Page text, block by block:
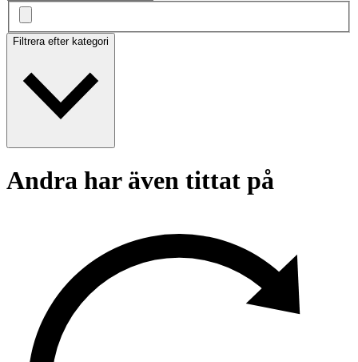
Filtrera efter kategori
Andra har även tittat på